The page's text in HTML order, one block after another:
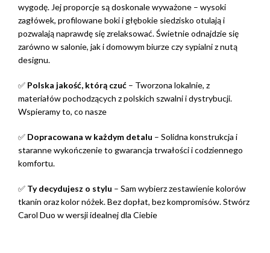
wygodę. Jej proporcje są doskonale wyważone – wysoki
zagłówek, profilowane boki i głębokie siedzisko otulają i
pozwalają naprawdę się zrelaksować. Świetnie odnajdzie się
zarówno w salonie, jak i domowym biurze czy sypialni z nutą
designu.
✅ Polska jakość, którą czuć – Tworzona lokalnie, z
materiałów pochodzących z polskich szwalni i dystrybucji.
Wspieramy to, co nasze
✅ Dopracowana w każdym detalu – Solidna konstrukcja i
staranne wykończenie to gwarancja trwałości i codziennego
komfortu.
✅ Ty decydujesz o stylu – Sam wybierz zestawienie kolorów
tkanin oraz kolor nóżek. Bez dopłat, bez kompromisów. Stwórz
Carol Duo w wersji idealnej dla Ciebie